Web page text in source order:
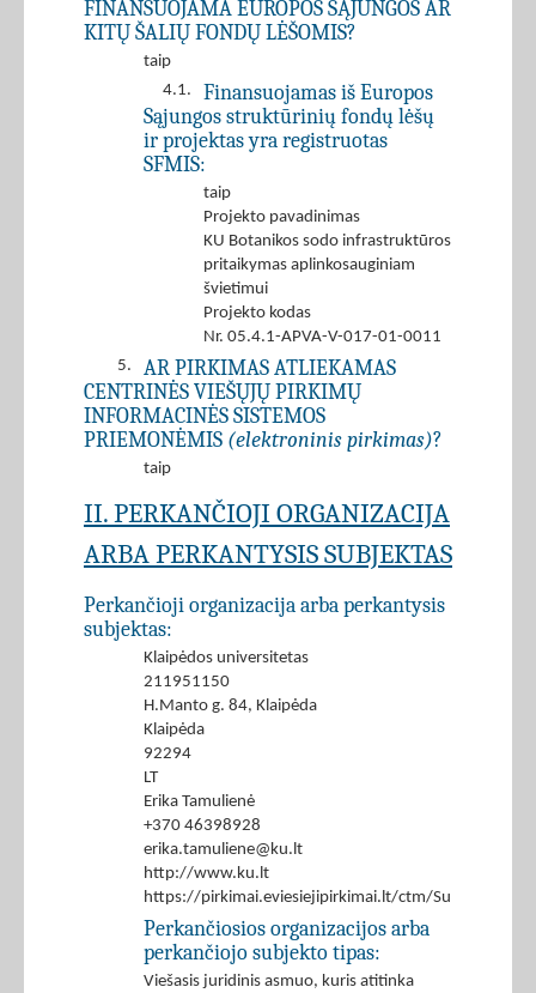
FINANSUOJAMA EUROPOS SĄJUNGOS AR
KITŲ ŠALIŲ FONDŲ LĖŠOMIS?
taip
4.1.
Finansuojamas iš Europos
Sąjungos struktūrinių fondų lėšų
ir projektas yra registruotas
SFMIS:
taip
Projekto pavadinimas
KU Botanikos sodo infrastruktūros
pritaikymas aplinkosauginiam
švietimui
Projekto kodas
Nr. 05.4.1-APVA-V-017-01-0011
5.
AR PIRKIMAS ATLIEKAMAS
CENTRINĖS VIEŠŲJŲ PIRKIMŲ
INFORMACINĖS SISTEMOS
PRIEMONĖMIS (elektroninis pirkimas)?
taip
II. PERKANČIOJI ORGANIZACIJA
ARBA PERKANTYSIS SUBJEKTAS
Perkančioji organizacija arba perkantysis
subjektas:
Klaipėdos universitetas
211951150
H.Manto g. 84, Klaipėda
Klaipėda
92294
LT
Erika Tamulienė
+370 46398928
erika.tamuliene@ku.lt
http://www.ku.lt
https://pirkimai.eviesiejipirkimai.lt/ctm/Supplier/
Perkančiosios organizacijos arba
perkančiojo subjekto tipas:
Viešasis juridinis asmuo, kuris atitinka